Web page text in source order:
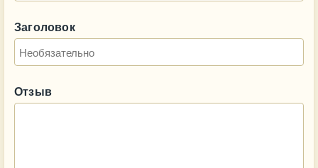
Заголовок
Отзыв